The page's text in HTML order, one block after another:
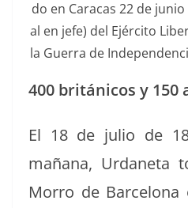
do en Cara­cas 22 de
al en jefe) del Ejérci­to
la Guer­ra de
400 británi­cos y 150
El 18 de julio de
mañana, Urdane­ta
Mor­ro de